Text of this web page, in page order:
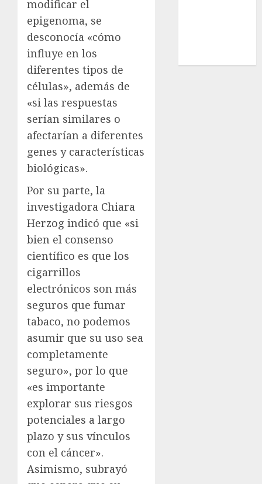
modificar el
epigenoma, se
desconocía «cómo
influye en los
diferentes tipos de
células», además de
«si las respuestas
serían similares o
afectarían a diferentes
genes y características
biológicas».
Por su parte, la
investigadora Chiara
Herzog indicó que «si
bien el consenso
científico es que los
cigarrillos
electrónicos son más
seguros que fumar
tabaco, no podemos
asumir que su uso sea
completamente
seguro», por lo que
«es importante
explorar sus riesgos
potenciales a largo
plazo y sus vínculos
con el cáncer».
Asimismo, subrayó